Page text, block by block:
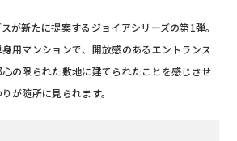
が新たに提案するジョイアシリーズの第1弾。
用マンションで、開放感のあるエントランス
の限られた敷地に建てられたことを感じさせ
が随所に見られます。